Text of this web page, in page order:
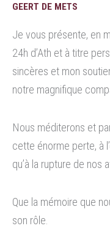
GEERT DE METS
Je vous présente, en
24h d’Ath et à titre
sincères et mon
notre magnifique
Nous méditerons et
cette énorme perte, à
qu’à la rupture de nos
Que la mémoire que
son rôle.